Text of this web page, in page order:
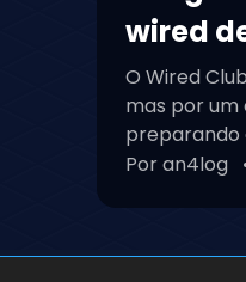
O Wired
preparando
Por an4log